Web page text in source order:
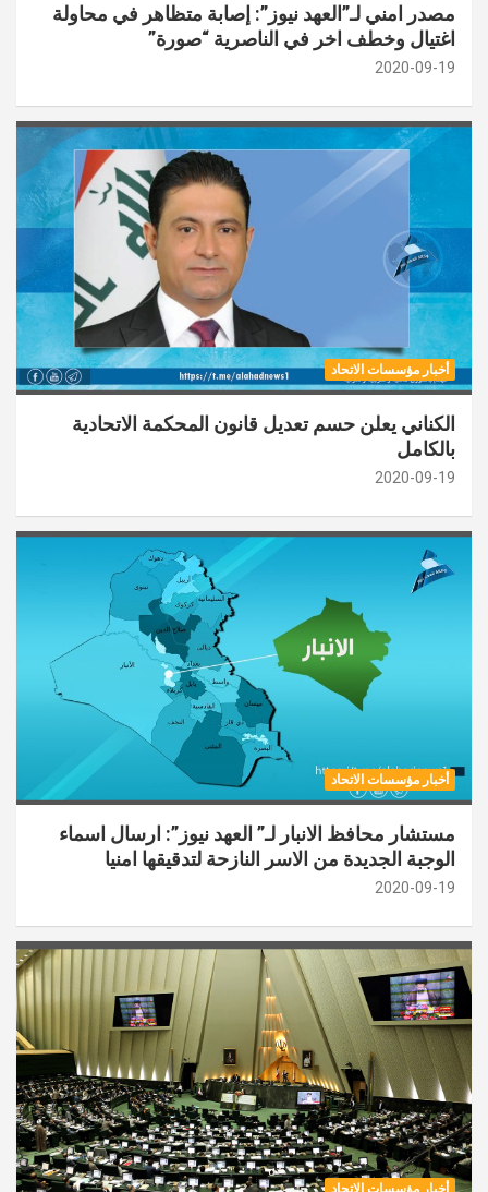
مصدر امني لـ”العهد نيوز”: إصابة متظاهر في محاولة
اغتيال وخطف اخر في الناصرية “صورة”
2020-09-19
أخبار مؤسسات الاتحاد
الكناني يعلن حسم تعديل قانون المحكمة الاتحادية
بالكامل
2020-09-19
أخبار مؤسسات الاتحاد
مستشار محافظ الانبار لـ” العهد نيوز”: ارسال اسماء
الوجبة الجديدة من الاسر النازحة لتدقيقها امنيا
2020-09-19